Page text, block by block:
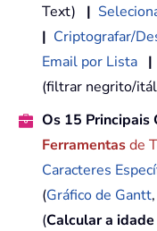
Text) |
| Criptografar/
Email por Lista |
(filtrar negrito/
Os 15 Principais
Ferramentasde
Caracteres
(Gráfico de Gantt
(Calcular a